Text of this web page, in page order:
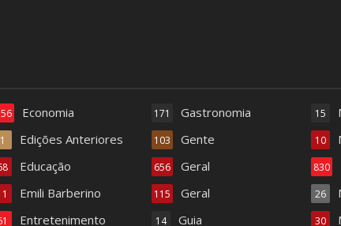
Economia
Edições Anteriores
1
Educação
Emili Barberino
Entretenimento
Gastronomia
171
Gente
103
Geral
656
Geral
115
Guia
14
15
10
830
26
30